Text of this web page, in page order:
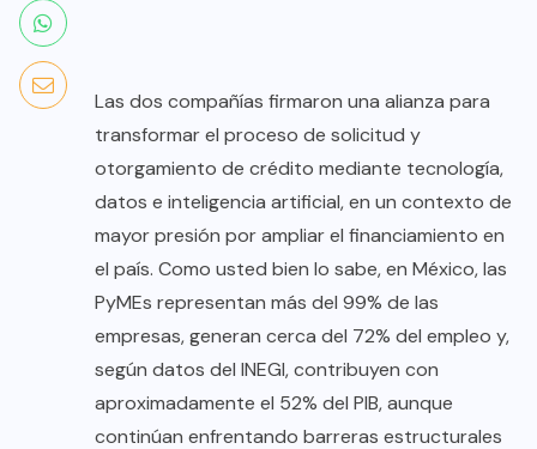
Las dos compañías firmaron una alianza para
transformar el proceso de solicitud y
otorgamiento de crédito mediante tecnología,
datos e inteligencia artificial, en un contexto de
mayor presión por ampliar el financiamiento en
el país. Como usted bien lo sabe, en México, las
PyMEs representan más del 99% de las
empresas, generan cerca del 72% del empleo y,
según datos del INEGI, contribuyen con
aproximadamente el 52% del PIB, aunque
continúan enfrentando barreras estructurales